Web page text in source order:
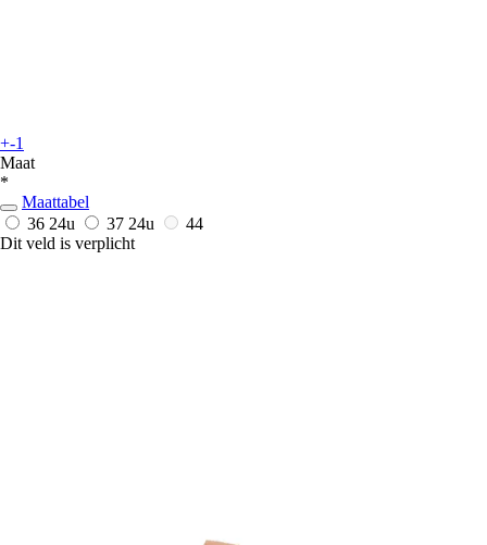
+-1
Maat
*
Maattabel
36 24u 37 24u
44
Dit veld is verplicht